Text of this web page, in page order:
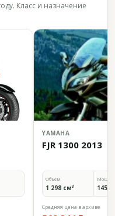
Класс и назначение
YAMAHA
FJR 1300 2013
Объём
1 298 см³ 145
Средняя цена в архиве